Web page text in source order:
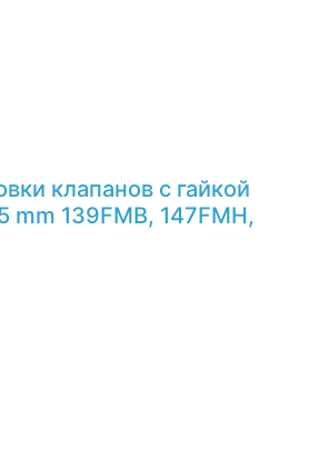
клапанов с гайкой
139FMB, 147FMH,